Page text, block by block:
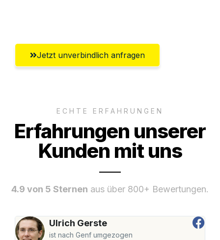
Jetzt unverbindlich anfragen
ECHTE ERFAHRUNGEN
Erfahrungen unserer
Kunden mit uns
4.9 von 5 Sternen aus über 800+ Bewertungen.
Ulrich Gerste
ist nach Genf umgezogen